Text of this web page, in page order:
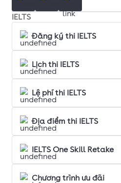
IELTS
Đăng ký thi IELTS
Lịch thi IELTS
Lệ phí thi IELTS
Địa điểm thi IELTS
IELTS One Skill Retake
Chương trình ưu đãi